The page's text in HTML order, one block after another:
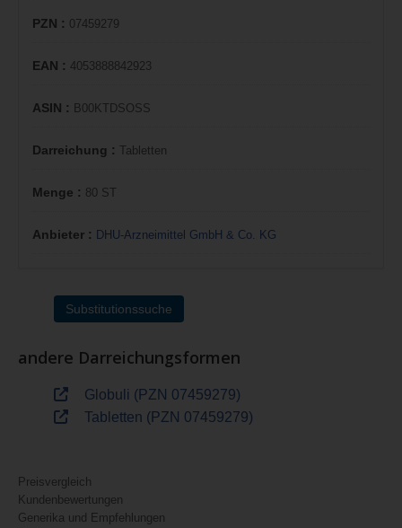
PZN : 07459279
EAN : 4053888842923
ASIN : B00KTDSOSS
Darreichung : Tabletten
Menge : 80 ST
Anbieter : DHU-Arzneimittel GmbH & Co. KG
Substitutionssuche
andere Darreichungsformen
Globuli (PZN 07459279)
Tabletten (PZN 07459279)
Preisvergleich
Kundenbewertungen
Generika und Empfehlungen